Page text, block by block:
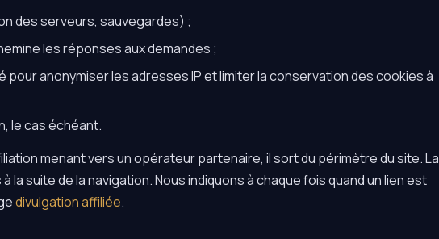
des serveurs, sauvegardes) ;
les réponses aux demandes ;
pour anonymiser les adresses IP et limiter la conservation des cookies à
le cas échéant.
menant vers un opérateur partenaire, il sort du périmètre du site. La
la suite de la navigation. Nous indiquons à chaque fois quand un lien est
divulgation affiliée.